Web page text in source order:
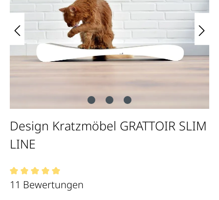
Design Kratzmöbel GRATTOIR SLIM
LINE
Durchschnittliche Bewertung von 5 von 5 Sternen
11 Bewertungen